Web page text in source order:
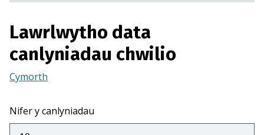
Lawrlwytho data
canlyniadau chwilio
Cymorth
mewn
tab
Nifer y canlyniadau